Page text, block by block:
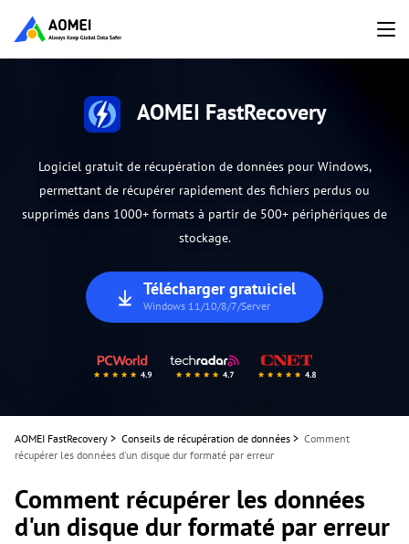
AOMEI FastRecovery
Logiciel gratuit de récupération de données pour Windows,
permettant de récupérer rapidement des fichiers perdus ou
supprimés dans 1000+ formats à partir de 500+ périphériques de
stockage.
Télécharger gratuiciel
Windows 11/10/8/7/Server
AOMEI FastRecovery > Conseils de récupération de données > Comment
récupérer les données d'un disque dur formaté par erreur
Comment récupérer les données
d'un disque dur formaté par erreur